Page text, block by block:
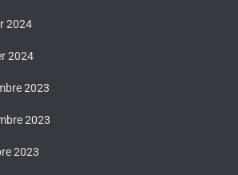
2024
2024
2023
2023
2023